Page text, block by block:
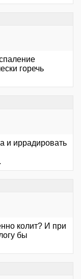
горечь
и иррадировать
колит? И при
бы